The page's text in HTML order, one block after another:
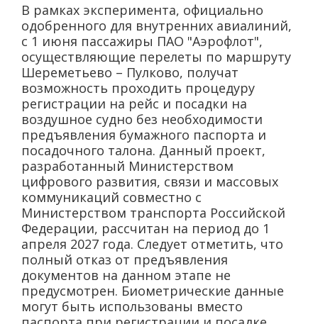
В рамках эксперимента, официально
одобренного для внутренних авиалиний,
с 1 июня пассажиры ПАО "Аэрофлот",
осуществляющие перелеты по маршруту
Шереметьево – Пулково, получат
возможность проходить процедуру
регистрации на рейс и посадки на
воздушное судно без необходимости
предъявления бумажного паспорта и
посадочного талона. Данный проект,
разработанный Министерством
цифрового развития, связи и массовых
коммуникаций совместно с
Министерством транспорта Российской
Федерации, рассчитан на период до 1
апреля 2027 года. Следует отметить, что
полный отказ от предъявления
документов на данном этапе не
предусмотрен. Биометрические данные
могут быть использованы вместо